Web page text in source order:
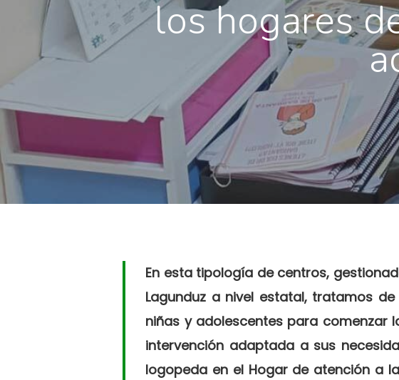
los hogares
En esta tipología de centros,
Lagunduz a nivel estatal, tratamos
niñas y adolescentes para comenzar
intervención adaptada a sus
logopeda en el Hogar de atención a